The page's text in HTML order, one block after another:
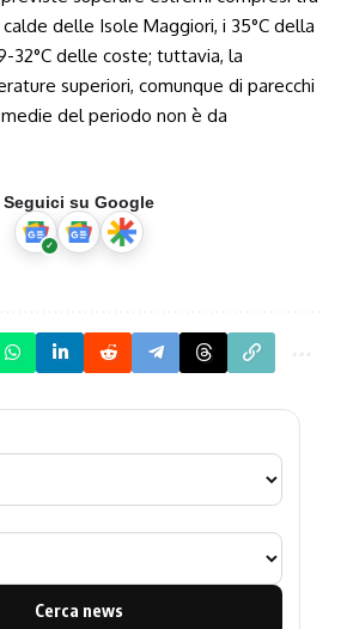
delle Isole Maggiori, i 35°C della
32°C delle coste; tuttavia, la
superiori, comunque di parecchi
del periodo non è da
Seguici su Google
Cerca news